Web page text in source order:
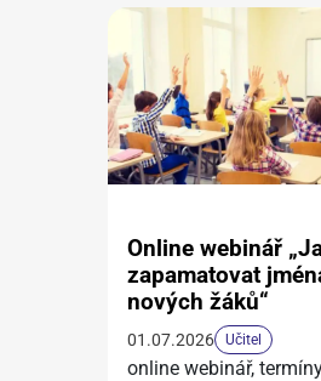
Online webinář
zapamatovat
nových žáků“
01.07.2026 Učitel
online webinář,